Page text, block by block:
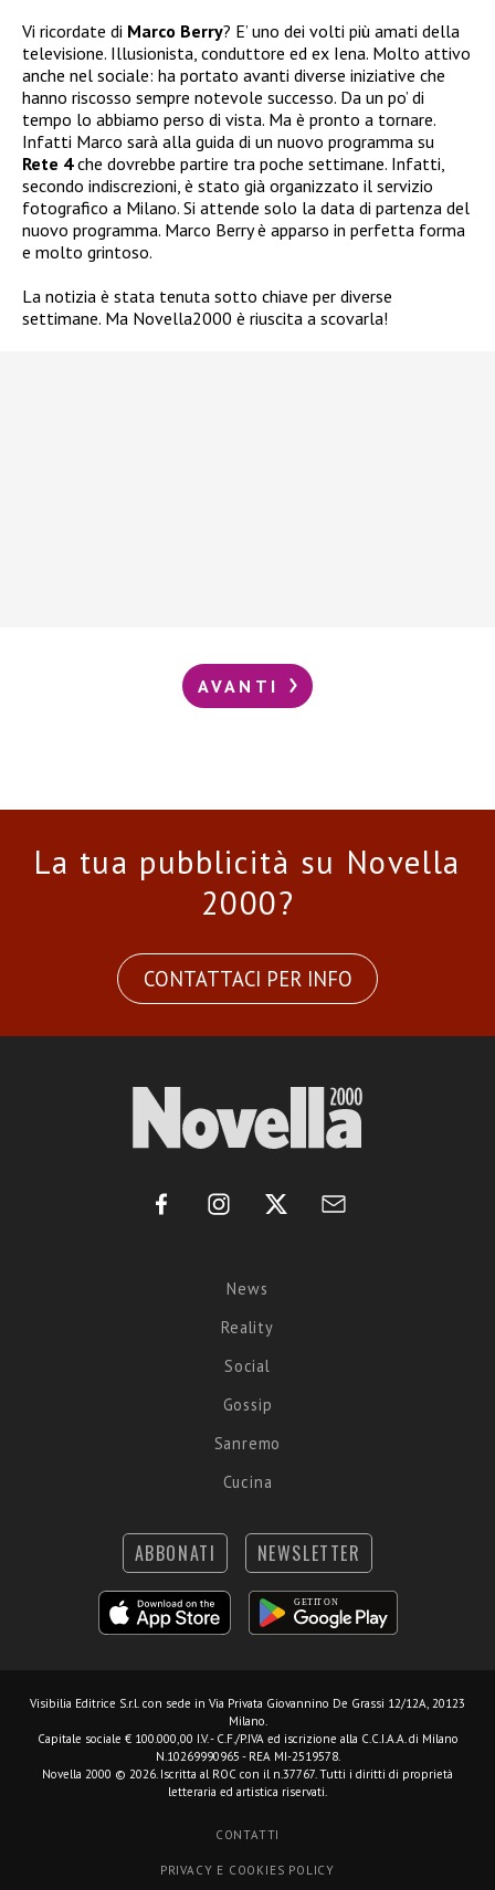
Vi ricordate di Marco Berry? E’ uno dei volti più amati della
televisione. Illusionista, conduttore ed ex Iena. Molto attivo
anche nel sociale: ha portato avanti diverse iniziative che
hanno riscosso sempre notevole successo. Da un po’ di
tempo lo abbiamo perso di vista. Ma è pronto a tornare.
Infatti Marco sarà alla guida di un nuovo programma su
Rete 4che dovrebbe partire tra poche settimane. Infatti,
secondo indiscrezioni, è stato già organizzato il servizio
fotografico a Milano. Si attende solo la data di partenza del
nuovo programma. Marco Berry è apparso in perfetta forma
e molto grintoso.
La notizia è stata tenuta sotto chiave per diverse
settimane. Ma Novella2000 è riuscita a scovarla!
AVANTI
La tua pubblicità su Novella
2000?
CONTATTACI PER INFO
News
Reality
Social
Gossip
Sanremo
Cucina
ABBONATI NEWSLETTER
Visibilia Editrice S.r.l. con sede in Via Privata Giovannino De Grassi 12/12A, 20123
Milano.
Capitale sociale € 100.000,00 I.V. - C.F./P.IVA ed iscrizione alla C.C.I.A.A. di Milano
N.10269990965 - REA MI-2519578.
Novella 2000 © 2026. Iscritta al ROC con il n.37767. Tutti i diritti di proprietà
letteraria ed artistica riservati.
CONTATTI
PRIVACY E COOKIES POLICY